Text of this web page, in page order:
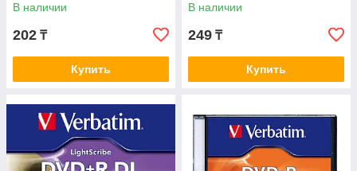
В наличии
202 ₸
Купить
В наличии
249 ₸
Купить